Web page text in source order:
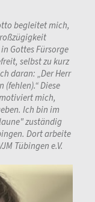
begleitet mich,
Gottes Fürsorge
selbst zu kurz
daran: „Der Herr
Diese
mich,
Ich bin im
zuständig
Dort arbeite
Tübingen e.V.